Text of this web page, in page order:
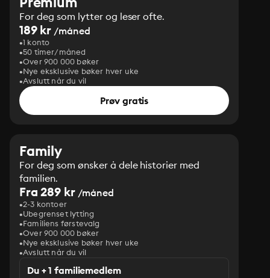
For deg som lytter og leser ofte.
189 kr /måned
1 konto
50 timer/måned
Over 900 000 bøker
Nye eksklusive bøker hver uke
Avslutt når du vil
Prøv gratis
Family
For deg som ønsker å dele historier med
familien.
Fra 289 kr/måned
2-3 kontoer
Ubegrenset lytting
Familiens førstevalg
Over 900 000 bøker
Nye eksklusive bøker hver uke
Avslutt når du vil
Du + 1 familiemedlem